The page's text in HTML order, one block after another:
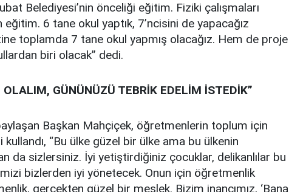
Belediyesi’nin önceliği eğitim. Fiziki çalışmaları
6 tane okul yaptık, 7’ncisini de yapacağız
toplamda 7 tane okul yapmış olacağız. Hem de proje
biri olacak” dedi.
GÜNÜNÜZÜ TEBRİK EDELİM İSTEDİK”
Başkan Mahçiçek, öğretmenlerin toplum için
“Bu ülke güzel bir ülke ama bu ülkenin
da sizlersiniz. İyi yetiştirdiğiniz çocuklar, delikanlılar bu
bizlerden iyi yönetecek. Onun için öğretmenlik
gerçekten güzel bir meslek. Bizim inancımız, ‘Bana